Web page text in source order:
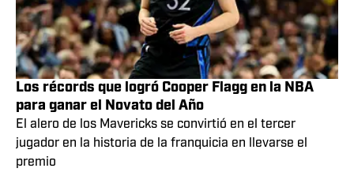
intencional"
John Griswold | Apr 29, 2026